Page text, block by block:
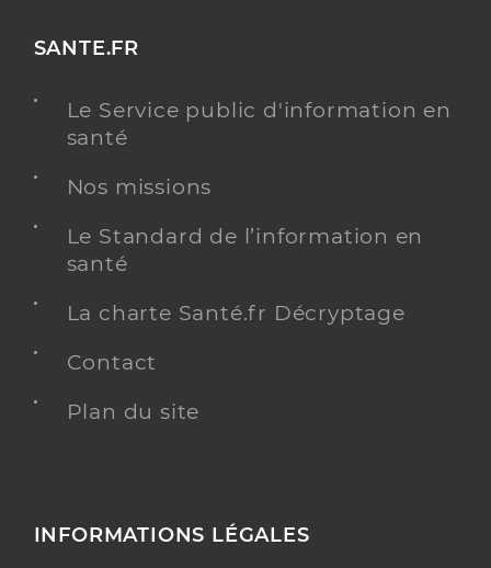
SANTE.FR
Le Service public d'information en
santé
Nos missions
Le Standard de l’information en
santé
La charte Santé.fr Décryptage
Contact
Plan du site
INFORMATIONS LÉGALES